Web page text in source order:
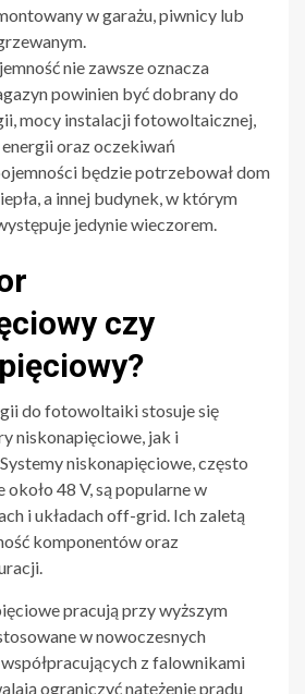
w garażu, piwnicy lub
nie zawsze oznacza
powinien być dobrany do
mocy instalacji fotowoltaicznej,
oraz oczekiwań
będzie potrzebował dom
a innej budynek, w którym
jedynie wieczorem.
czy
do fotowoltaiki stosuje się
niskonapięciowe, jak i
niskonapięciowe, często
48 V, są popularne w
i układach off-grid. Ich zaletą
komponentów oraz
pracują przy wyższym
w nowoczesnych
z falownikami
ograniczyć natężenie prądu